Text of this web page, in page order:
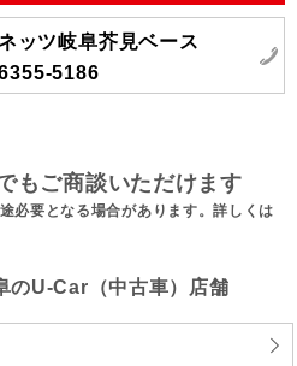
ッツ岐阜芥見ベース
5186
もご商談いただけます
必要となる場合があります。詳しくは
のU-Car（中古車）店舗